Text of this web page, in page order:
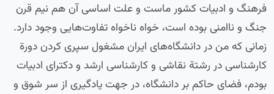
فرهنگ و ادبیات کشور ماست و علت اساسی آن هم نیم قرن
جنگ و ناامنی بوده است، خواه ناخواه تفاوت‌هایی وجود دارد.
زمانی که من در دانشگاه‌های ایران مشغول سپری کردن دورة
کارشناسی در رشتة نقاشی و کارشناسی ارشد و دکترای ادبیات
بودم، فضای حاکم بر دانشگاه، در جهت یادگیری از سر شوق و